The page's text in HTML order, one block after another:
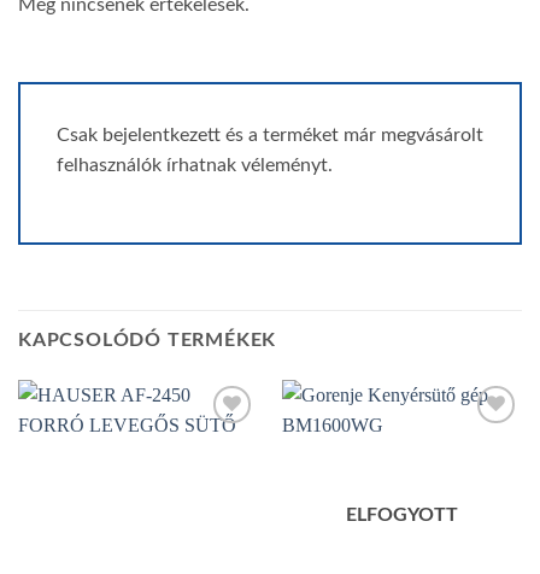
Még nincsenek értékelések.
Csak bejelentkezett és a terméket már megvásárolt
felhasználók írhatnak véleményt.
KAPCSOLÓDÓ TERMÉKEK
ELFOGYOTT